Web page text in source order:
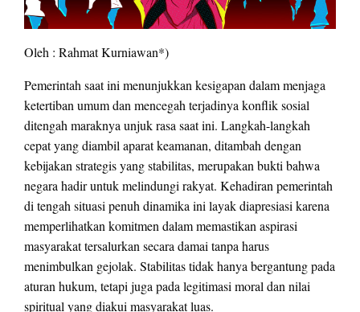
Oleh : Rahmat Kurniawan*)
Pemerintah saat ini menunjukkan kesigapan dalam menjaga
ketertiban umum dan mencegah terjadinya konflik sosial
ditengah maraknya unjuk rasa saat ini. Langkah-langkah
cepat yang diambil aparat keamanan, ditambah dengan
kebijakan strategis yang stabilitas, merupakan bukti bahwa
negara hadir untuk melindungi rakyat. Kehadiran pemerintah
di tengah situasi penuh dinamika ini layak diapresiasi karena
memperlihatkan komitmen dalam memastikan aspirasi
masyarakat tersalurkan secara damai tanpa harus
menimbulkan gejolak. Stabilitas tidak hanya bergantung pada
aturan hukum, tetapi juga pada legitimasi moral dan nilai
spiritual yang diakui masyarakat luas.